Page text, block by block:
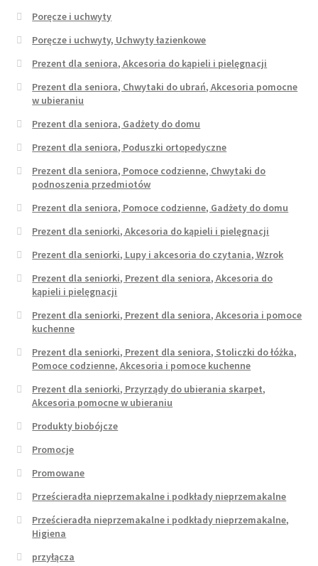
Poręcze i uchwyty
Poręcze i uchwyty, Uchwyty łazienkowe
Prezent dla seniora, Akcesoria do kąpieli i pielęgnacji
Prezent dla seniora, Chwytaki do ubrań, Akcesoria pomocne
w ubieraniu
Prezent dla seniora, Gadżety do domu
Prezent dla seniora, Poduszki ortopedyczne
Prezent dla seniora, Pomoce codzienne, Chwytaki do
podnoszenia przedmiotów
Prezent dla seniora, Pomoce codzienne, Gadżety do domu
Prezent dla seniorki, Akcesoria do kąpieli i pielęgnacji
Prezent dla seniorki, Lupy i akcesoria do czytania, Wzrok
Prezent dla seniorki, Prezent dla seniora, Akcesoria do
kąpieli i pielęgnacji
Prezent dla seniorki, Prezent dla seniora, Akcesoria i pomoce
kuchenne
Prezent dla seniorki, Prezent dla seniora, Stoliczki do łóżka,
Pomoce codzienne, Akcesoria i pomoce kuchenne
Prezent dla seniorki, Przyrządy do ubierania skarpet,
Akcesoria pomocne w ubieraniu
Produkty biobójcze
Promocje
Promowane
Prześcieradła nieprzemakalne i podkłady nieprzemakalne
Prześcieradła nieprzemakalne i podkłady nieprzemakalne,
Higiena
przyłącza